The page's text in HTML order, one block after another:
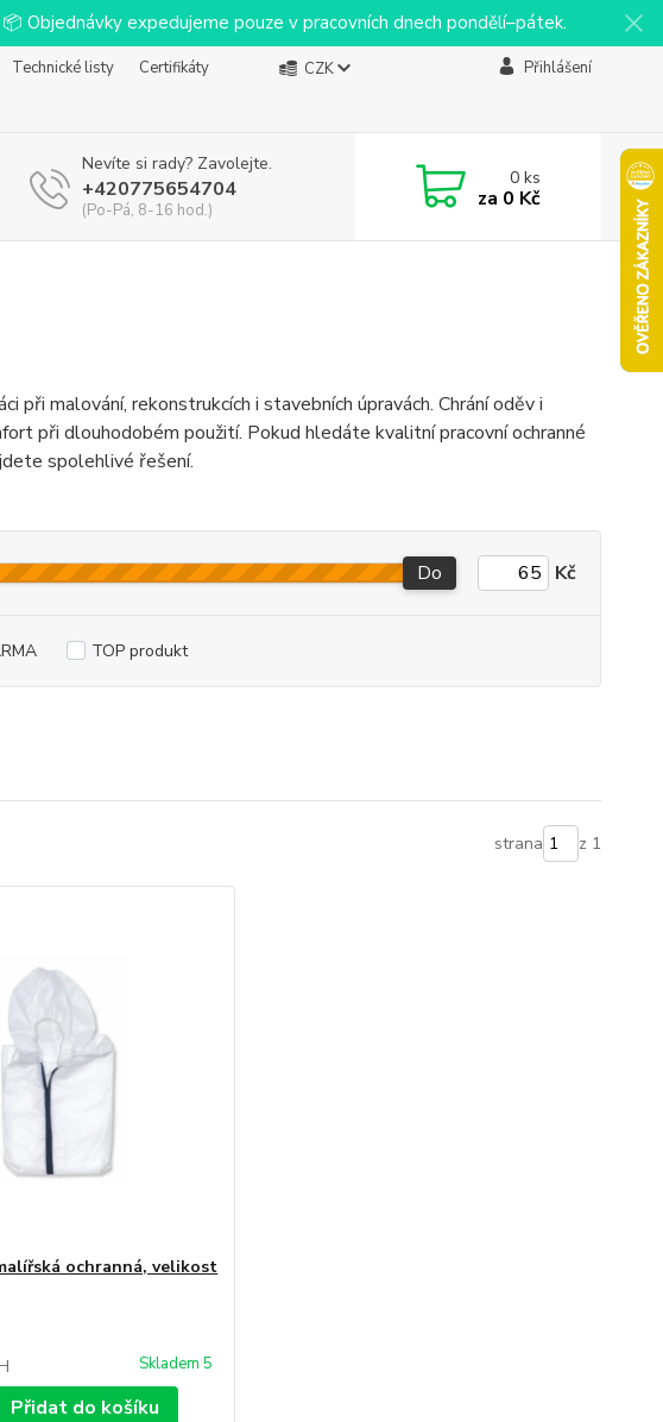
Objednávky expedujeme pouze v pracovních dnech pondělí–pátek.
Technické listy
Certifikáty
CZK Přihlášení
Nevíte si rady? Zavolejte.
+420775654704
(Po-Pá, 8-16 hod.)
0ks
za 0 Kč
při malování, rekonstrukcích i stavebních úpravách. Chrání oděv i
při dlouhodobém použití. Pokud hledáte kvalitní pracovní ochranné
spolehlivé řešení.
Do Kč
TOP produkt
strana z 1
ochranná, velikost
Skladem 5
Přidat do košíku